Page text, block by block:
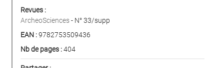
Revues :
ArcheoSciences- N° 33/supp
EAN :9782753509436
Nb de pages :404